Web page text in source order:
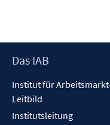
Footer
Das IAB
Institut für
Leitbild
Institutsleitung